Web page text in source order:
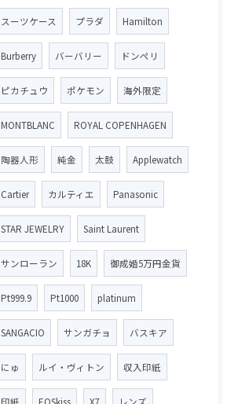
スーツケース プラダ Hamilton
Burberry バーバリー ドンペリ
ピカチュウ ポケモン 海外限定
MONTBLANC ROYAL COPENHAGEN
陶器人形 純金 太鼓 Applewatch
Cartier カルティエ Panasonic
STAR JEWELRY Saint Laurent
サンローラン 18K 御成婚5万円金貨
Pt999.9 Pt1000 platinum
SANGACIO サンガチョ バスキア
にゅ ルイ・ヴィトン 収入印紙